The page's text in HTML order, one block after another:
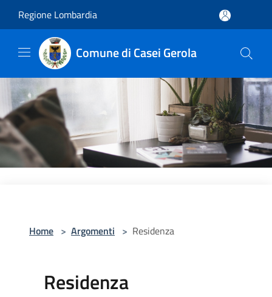
Regione Lombardia
Comune di Casei Gerola
Home > Argomenti > Residenza
Residenza